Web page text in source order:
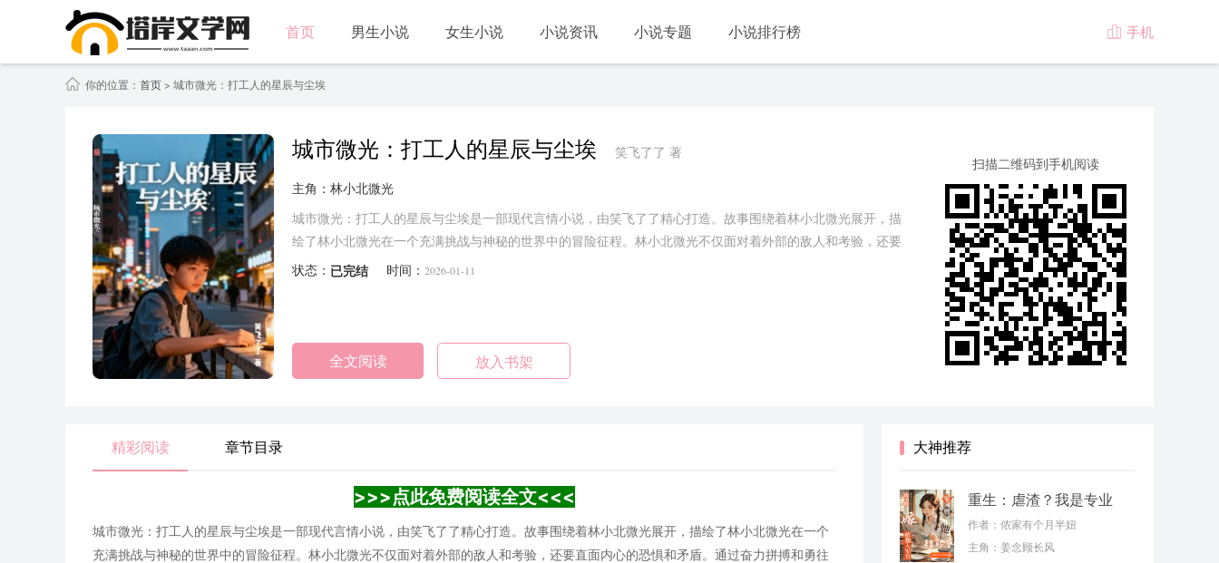
首页 男生小说 女生小说 小说资讯 小说专题 小说排行榜  手机
你的位置： 首页> 城市微光：打工人的星辰与尘埃
城市微光：打工人的星辰与尘埃 笑飞了了 著
主角：林小北微光
城市微光：打工人的星辰与尘埃是一部现代言情小说，由笑飞了了精心打造。故事围绕着林小北微光展开，描
绘了林小北微光在一个充满挑战与神秘的世界中的冒险征程。林小北微光不仅面对着外部的敌人和考验，还要
直面内心的恐惧和矛盾。通过奋力拼搏和勇往直前，林小北微光逐渐成长为一个真正勇敢和坚定的人物。他连
状态： 已完结 时间： 2026-01-11
全文阅读 放入书架
扫描二维码到手机阅读
精彩阅读 章节目录
>>>点此免费阅读全文<<<
城市微光：打工人的星辰与尘埃是一部现代言情小说，由笑飞了了精心打造。故事围绕着林小北微光展开，描绘了林小北微光在一个
充满挑战与神秘的世界中的冒险征程。林小北微光不仅面对着外部的敌人和考验，还要直面内心的恐惧和矛盾。通过奋力拼搏和勇往
大神推荐
重生：虐渣？我是专业
的
作者：侬家有个月半妞
主角：姜念顾长风